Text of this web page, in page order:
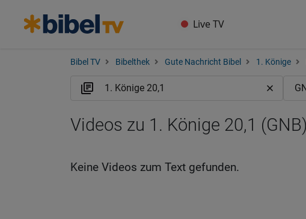
Live TV
Bibel TV Bibelthek Gute Nachricht Bibel 1. Könige
Videos zu 1. Könige 20,1 (GNB)
Keine Videos zum Text gefunden.